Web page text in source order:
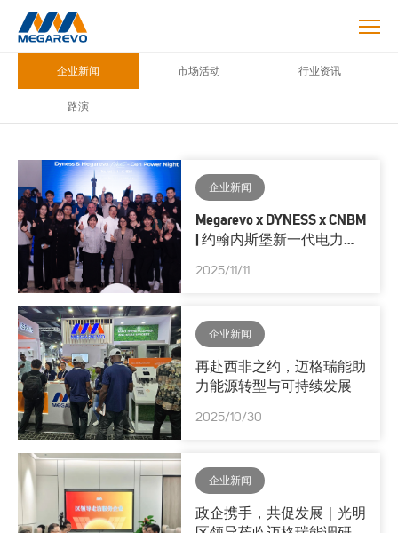
企业新闻 市场活动 行业资讯
路演
企业新闻
Megarevo x DYNESS x CNBM
| 约翰内斯堡新一代电力之
2025/11/11
企业新闻
再赴西非之约，迈格瑞能助
力能源转型与可持续发展
2025/10/30
企业新闻
政企携手，共促发展｜光明